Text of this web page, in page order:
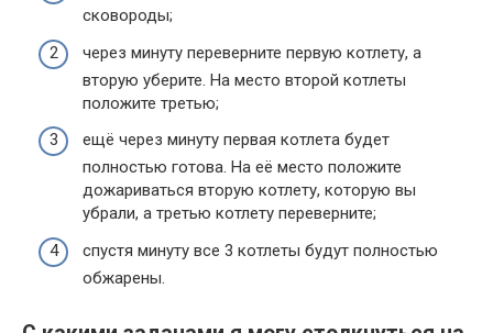
сковороды;
через минуту переверните первую котлету, а
вторую уберите. На место второй котлеты
положите третью;
ещё через минуту первая котлета будет
полностью готова. На её место положите
дожариваться вторую котлету, которую вы
убрали, а третью котлету переверните;
спустя минуту все 3 котлеты будут полностью
обжарены.